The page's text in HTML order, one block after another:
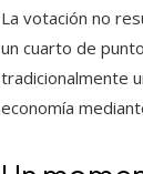
La votación no
un cuarto de
tradicionalmente
economía